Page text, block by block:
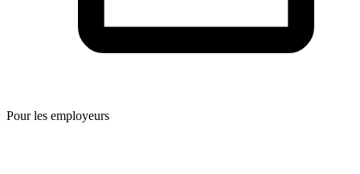
Pour les employeurs